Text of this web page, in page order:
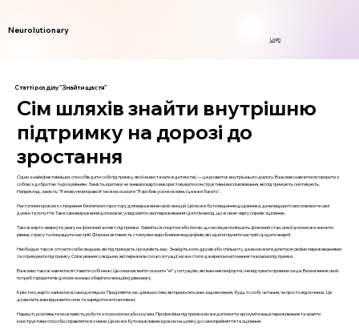
Neurolutionary
Login
Статті розділу "Знайти щастя"
Сім шляхів знайти внутрішню
підтримку на дорозі до
зростання
Один з найефективніших способів дати собі підтримку, якої не вистачало в дитинстві, — це розвиток внутрішнього діалогу. Важливо навчитися говорити з
собою з добротою та розумінням. Замість критики чи зневаги варто використовувати конструктивні висловлювання, які підтримують і мотивують.
Наприклад, замість "Я знову не впорався" можна сказати "Я зробив усе можливе, і це вже багато".
Наступним кроком є створення безпечного простору для вираження своїх емоцій. Це може бути ведення щоденника, де ви відкрито висловлюєте свої
думки та почуття. Таке самовираження допомагає усвідомити свої переживання і дати їм вихід, що в свою чергу сприяє зціленню.
Також варто звернути увагу на фізичний аспект підтримки. Займіться спортом або йогою, що не лише поліпшить фізичний стан, але й допоможе знизити
рівень стресу та покращити настрій. Фізична активність стимулює вироблення ендорфінів, які здатні підняти настрій і додати енергії.
Необхідно також оточити себе людьми, які підтримують і розуміють вас. Знайдіть коло друзів або спільноту, де ви можете ділитися своїми переживаннями
та отримувати підтримку. Спілкування з людьми, які пережили схожі ситуації, може стати джерелом натхнення та взаємопідтримки.
Важливо також навчитися ставити собі межі. Це означає вміти сказати "ні" у ситуаціях, які вам некомфортні, і не відчувати провини за це. Визначення своїх
потреб і пріоритетів допоможе вам зберігати емоційну рівновагу.
Крім того, варто займатися самодоглядом. Приділяйте час діяльностям, які приносять вам задоволення, будь то хобі, читання, чи просто відпочинок. Це
дозволить вам відновити сили та зарядитися позитивом.
Нарешті, розгляньте можливість роботи з психологом або коучем. Професійна підтримка може допомогти зрозуміти ваші переживання та знайти
конструктивні способи справлятися з ними. Це може бути важливим кроком на шляху до самоприйняття та зцілення.